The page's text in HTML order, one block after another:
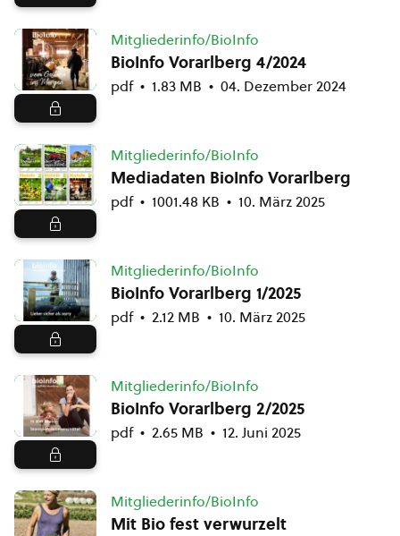
Mitgliederinfo/BioInfo
BioInfo Vorarlberg 4/2024
pdf 1.83 MB 04. Dezember 2024
Mitgliederinfo/BioInfo
Mediadaten BioInfo Vorarlberg
pdf 1001.48 KB 10. März 2025
Mitgliederinfo/BioInfo
BioInfo Vorarlberg 1/2025
pdf 2.12 MB 10. März 2025
Mitgliederinfo/BioInfo
BioInfo Vorarlberg 2/2025
pdf 2.65 MB 12. Juni 2025
Mitgliederinfo/BioInfo
Mit Bio fest verwurzelt